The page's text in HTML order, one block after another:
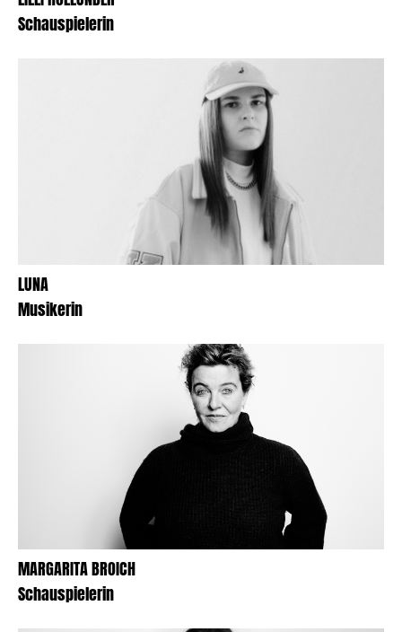
Schauspielerin
LUNA
Musikerin
MARGARITA BROICH
Schauspielerin